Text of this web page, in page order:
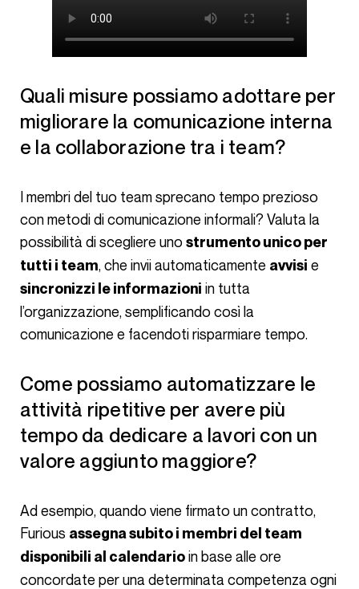
Quali misure possiamo adottare per
migliorare la comunicazione interna
e la collaborazione tra i team?
I membri del tuo team sprecano tempo prezioso
con metodi di comunicazione informali? Valuta la
possibilità di scegliere uno strumento unico per
tutti i team, che invii automaticamente avvisi e
sincronizzi le informazioni in tutta
l’organizzazione, semplificando così la
comunicazione e facendoti risparmiare tempo.
Come possiamo automatizzare le
attività ripetitive per avere più
tempo da dedicare a lavori con un
valore aggiunto maggiore?
Ad esempio, quando viene firmato un contratto,
Furious assegna subito i membri del team
disponibili al calendarioin base alle ore
concordate per una determinata competenza ogni